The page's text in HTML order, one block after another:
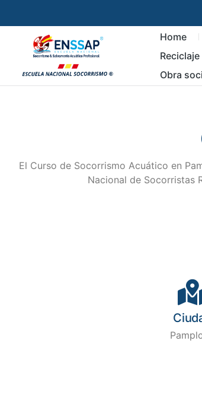
Home
Reciclaje
Obra
El Curso de Socorrismo Acuático en
Nacional de Socorristas